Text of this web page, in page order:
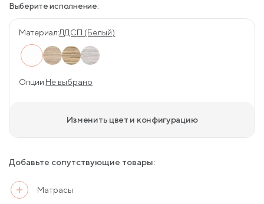
Выберите исполнение:
Материал:ЛДСП (Белый)
Опции:Не выбрано
Изменить цвет и конфигурацию
Добавьте сопутствующие товары:
Матрасы